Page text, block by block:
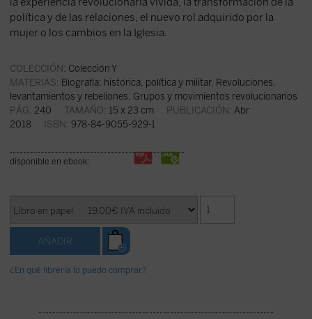
política y de las relaciones, el nuevo rol adquirido por la
mujer o los cambios en la Iglesia.
COLECCIÓN: Colección Y
MATERIAS: Biografía: histórica, política y militar, Revoluciones,
levantamientos y rebeliones, Grupos y movimientos revolucionarios
PÁG: 240 TAMAÑO: 15 x 23 cm PUBLICACIÓN: Abr
2018 ISBN: 978-84-9055-929-1
disponible en ebook:
¿En qué librería lo puedo comprar?